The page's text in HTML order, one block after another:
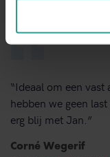
“Ideaal om een
hebben we geen
erg blij met Jan.”
Corné Wegerif